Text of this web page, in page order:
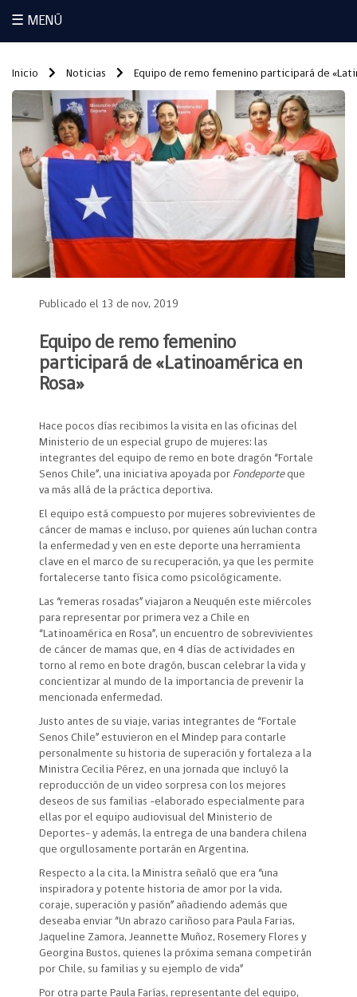
☰ MENÚ
Inicio Noticias Equipo de remo femenino participará de
Publicado el 13 de nov, 2019
Equipo de remo femenino
participará de «Latinoamérica en
Rosa»
Hace pocos días recibimos la visita en las oficinas del
Ministerio de un especial grupo de mujeres: las
integrantes del equipo de remo en bote dragón “Fortale
Senos Chile”, una iniciativa apoyada por Fondeporte que
va más allá de la práctica deportiva.
El equipo está compuesto por mujeres sobrevivientes de
cáncer de mamas e incluso, por quienes aún luchan contra
la enfermedad y ven en este deporte una herramienta
clave en el marco de su recuperación, ya que les permite
fortalecerse tanto física como psicológicamente.
Las “remeras rosadas” viajaron a Neuquén este miércoles
para representar por primera vez a Chile en
“Latinoamérica en Rosa”, un encuentro de sobrevivientes
de cáncer de mamas que, en 4 días de actividades en
torno al remo en bote dragón, buscan celebrar la vida y
concientizar al mundo de la importancia de prevenir la
mencionada enfermedad.
Justo antes de su viaje, varias integrantes de “Fortale
Senos Chile” estuvieron en el Mindep para contarle
personalmente su historia de superación y fortaleza a la
Ministra Cecilia Pérez, en una jornada que incluyó la
reproducción de un video sorpresa con los mejores
deseos de sus familias -elaborado especialmente para
ellas por el equipo audiovisual del Ministerio de
Deportes- y además, la entrega de una bandera chilena
que orgullosamente portarán en Argentina.
Respecto a la cita, la Ministra señaló que era “una
inspiradora y potente historia de amor por la vida,
coraje, superación y pasión” añadiendo además que
deseaba enviar “Un abrazo cariñoso para Paula Farias,
Jaqueline Zamora, Jeannette Muñoz, Rosemery Flores y
Georgina Bustos, quienes la próxima semana competirán
por Chile, su familias y su ejemplo de vida”
Por otra parte Paula Farías, representante del equipo,